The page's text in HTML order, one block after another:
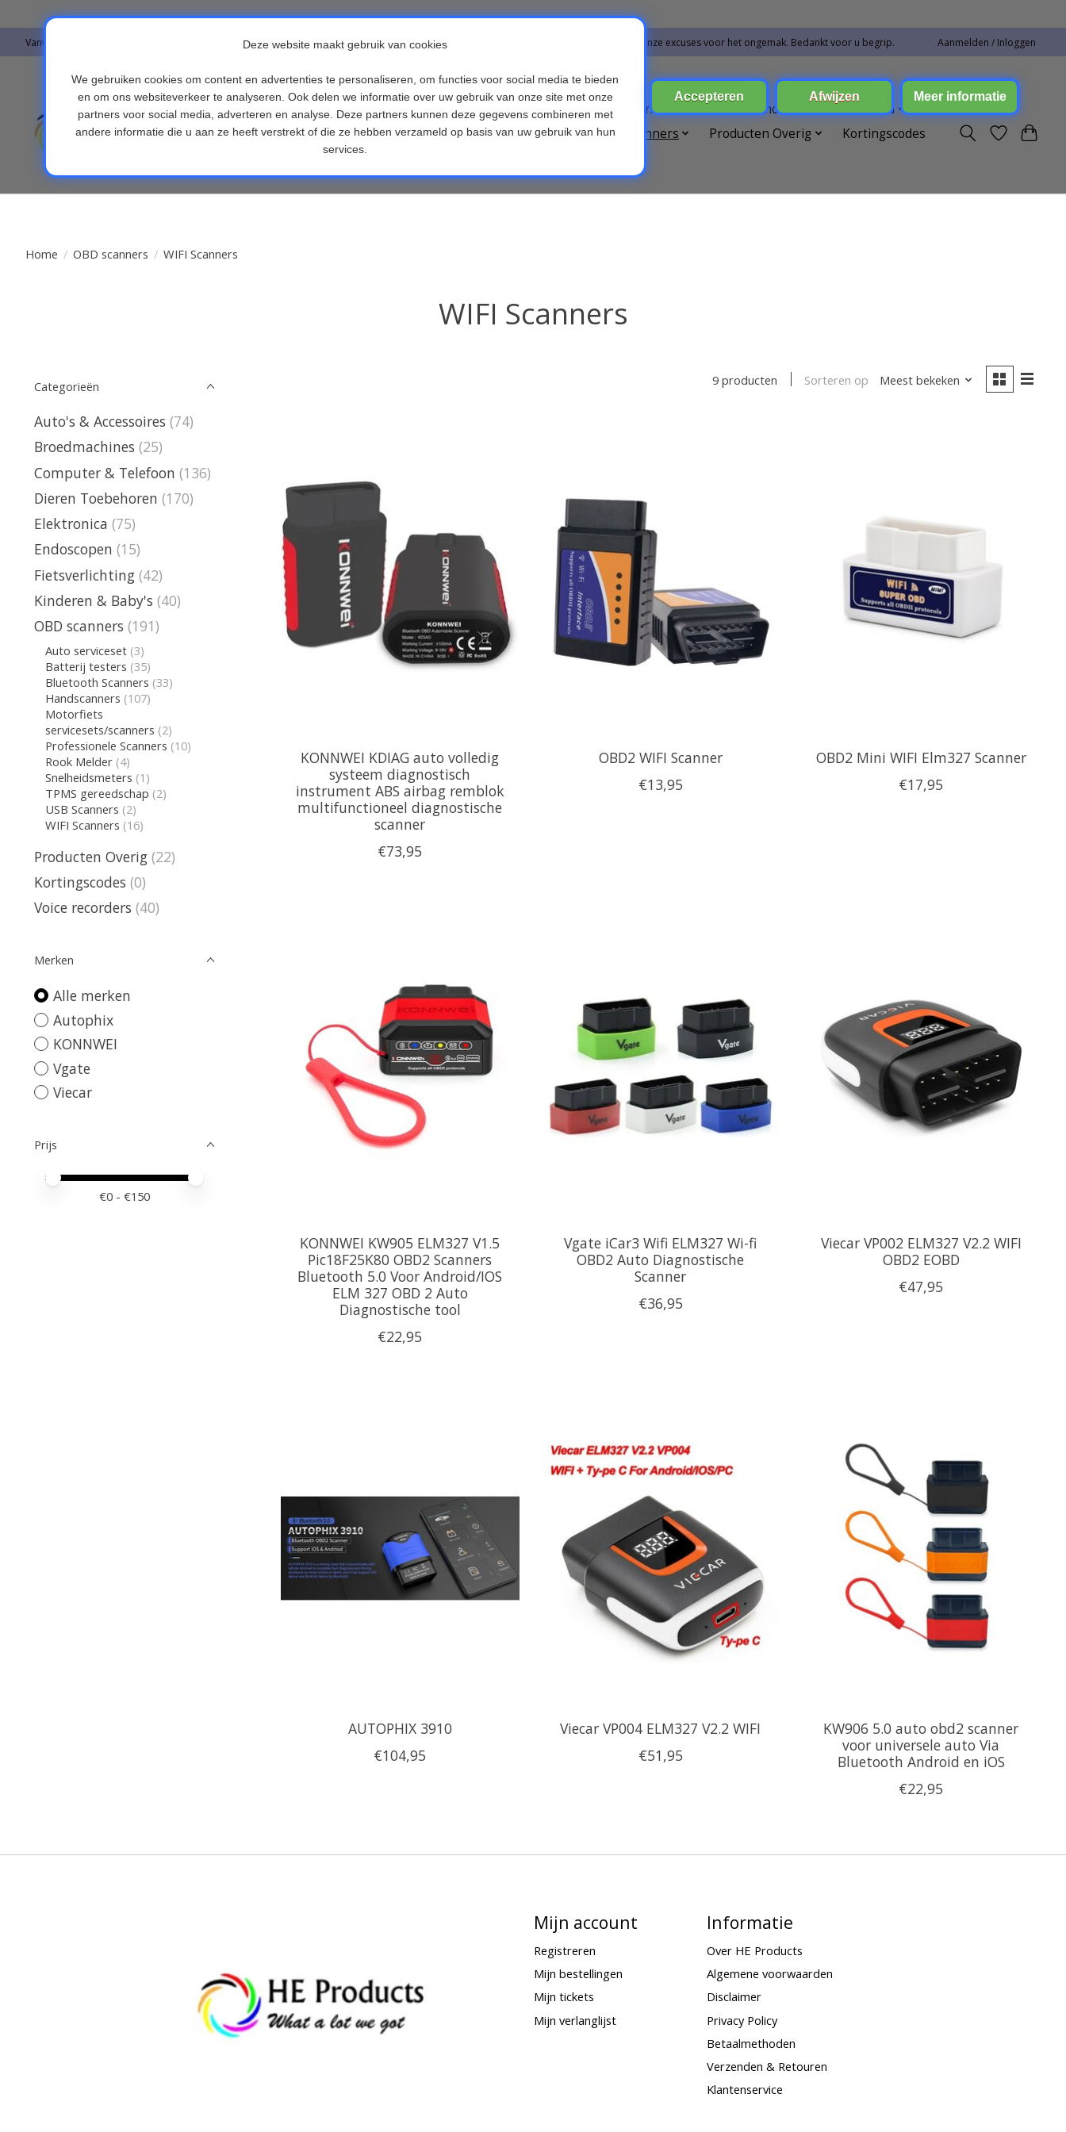
Vanwege vakantie worden er op moment geen pakketjes verstuurd. Alles bestellingen vanaf 09-07-2026 word op 10-08-2026 verzonden. Onze excuses voor het ongemak. Bedankt voor u begrip. Aanmelden / Inloggen
Auto's & Accessoires Broedmachines Computer & Telefoon Dieren Toebehoren
Elektronica
Endoscopen
Fietsverlichting Kinderen & Baby's OBD scanners Producten Overig
Kortingscodes
Home / OBD scanners / WIFI Scanners
WIFI Scanners
Categorieën
Auto's & Accessoires (74)
Broedmachines (25)
Computer & Telefoon (136)
Dieren Toebehoren (170)
Elektronica (75)
Endoscopen (15)
Fietsverlichting (42)
Kinderen & Baby's (40)
OBD scanners (191)
Auto serviceset (3)
Batterij testers (35)
Bluetooth Scanners (33)
Handscanners (107)
Motorfiets
servicesets/scanners (2)
Professionele Scanners (10)
Rook Melder (4)
Snelheidsmeters (1)
TPMS gereedschap (2)
USB Scanners (2)
WIFI Scanners (16)
Producten Overig (22)
Kortingscodes (0)
Voice recorders (40)
Merken
Alle merken
Autophix
KONNWEI
Vgate
Viecar
Prijs
Minimale prijswaarde
Price maximum value
€0 - €150
9 producten Sorteren op Meest bekeken
KONNWEI KDIAG auto volledig
systeem diagnostisch
instrument ABS airbag remblok
multifunctioneel diagnostische
scanner
€73,95
OBD2 WIFI Scanner
€13,95
OBD2 Mini WIFI Elm327 Scanner
€17,95
KONNWEI KW905 ELM327 V1.5
Pic18F25K80 OBD2 Scanners
Bluetooth 5.0 Voor Android/IOS
ELM 327 OBD 2 Auto
Diagnostische tool
€22,95
Vgate iCar3 Wifi ELM327 Wi-fi
OBD2 Auto Diagnostische
Scanner
€36,95
Viecar VP002 ELM327 V2.2 WIFI
OBD2 EOBD
€47,95
AUTOPHIX 3910
€104,95
Viecar VP004 ELM327 V2.2 WIFI
€51,95
KW906 5.0 auto obd2 scanner
voor universele auto Via
Bluetooth Android en iOS
€22,95
Mijn account
Registreren
Mijn bestellingen
Mijn tickets
Mijn verlanglijst
Informatie
Over HE Products
Algemene voorwaarden
Disclaimer
Privacy Policy
Betaalmethoden
Verzenden & Retouren
Klantenservice